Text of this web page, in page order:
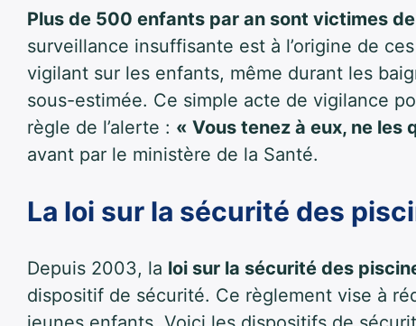
Plus de 500 enfants par an sont victimes
surveillance insuffisante est à l’origine de
vigilant sur les enfants, même durant les
sous-estimée. Ce simple acte de vigilance
règle de l’alerte : « Vous tenez à eux, ne les
avant par le ministère de la Santé.
La loi sur la sécurité des
Depuis 2003, la loi sur la sécurité des
dispositif de sécurité. Ce règlement vise à